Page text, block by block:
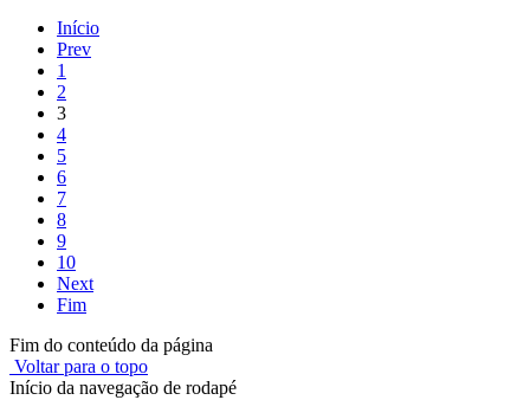
Início
Prev
1
2
3
4
5
6
7
8
9
10
Next
Fim
Fim do conteúdo da página
Voltar para o topo
Início da navegação de rodapé